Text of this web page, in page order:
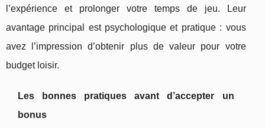
l’expérience et prolonger votre temps de jeu. Leur
avantage principal est psychologique et pratique : vous
avez l’impression d’obtenir plus de valeur pour votre
budget loisir.
Les bonnes pratiques avant d’accepter un
bonus